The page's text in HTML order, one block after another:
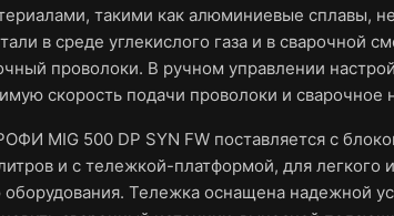
такими как алюминиевые сплавы,
в среде углекислого газа и в сварочной
проволоки. В ручном управлении
скорость подачи проволоки и сварочное
MIG 500 DP SYN FW поставляется с
и с тележкой-платформой, для
оборудования. Тележка оснащена надежной